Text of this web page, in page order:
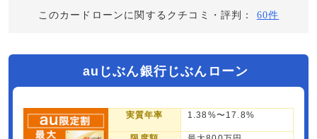
このカードローンに関するクチコミ・評判： 60件
auじぶん銀行じぶんローン
実質年率 1.38%〜17.8%